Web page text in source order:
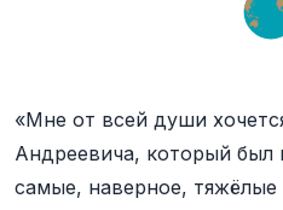
«Мне от всей души
Андреевича, который был
самые, наверное,